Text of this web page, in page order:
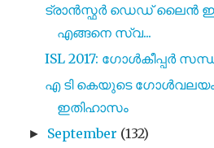
ട്രാൻസ്ഫർ ഡെഡ്‌ ലൈൻ
എങ്ങനെ സ്വ...
ISL 2017: ഗോൾകീപ്പർ
എ ടി കെയുടെ
ഇതിഹാസം
► September (132)